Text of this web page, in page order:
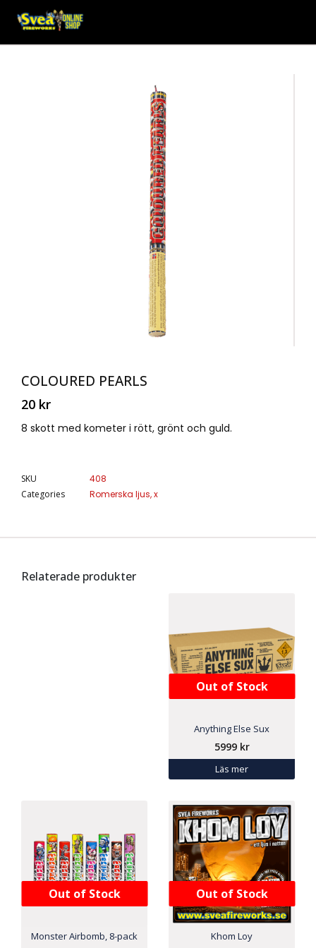
COLOURED PEARLS
20 kr
8 skott med kometer i rött, grönt och guld.
SKU
408
Categories
Romerska ljus,x
Relaterade produkter
Out of Stock
Anything Else Sux
5999 kr
Läs mer
Out of Stock
Monster Airbomb, 8-pack
Out of Stock
Khom Loy